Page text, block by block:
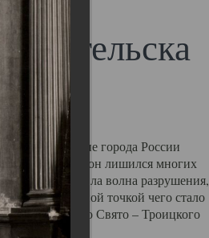
губернские города России
которых он лишился многих
ударила волна разрушения,
Отправной точкой чего стало
кафедрального Свято – Троицкого